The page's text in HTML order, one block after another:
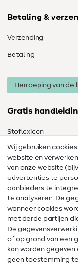
Betaling &
Verzending
Betaling
Herroeping van de
Gratis
Stoflexicon
Naailexicon
Gratis Naaipatronen
Hulp & contact
Contact
Wijziging van eigenaar
FAQ
Herroepingsrecht
Wij gebruiken
website en
van onze website
advertenties te
aanbieders te
te analyseren. De
wanneer cookies
met derde partijen
De
of op grond van een
kan worden
geen toestemming